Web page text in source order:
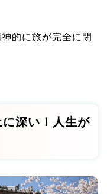
的に旅が完全に閉
深い！人生が